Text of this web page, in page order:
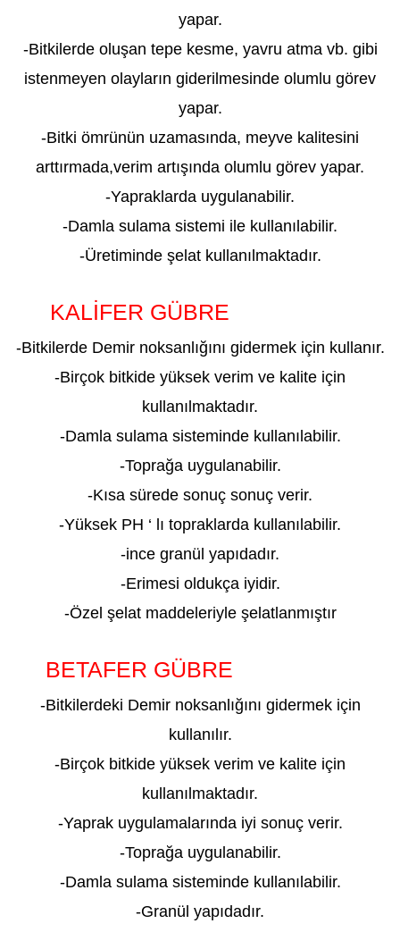
yapar.
-Bitkilerde oluşan tepe kesme, yavru atma vb. gibi
istenmeyen olayların giderilmesinde olumlu görev
yapar.
-Bitki ömrünün uzamasında, meyve kalitesini
arttırmada,verim artışında olumlu görev yapar.
-Yapraklarda uygulanabilir.
-Damla sulama sistemi ile kullanılabilir.
-Üretiminde şelat kullanılmaktadır.
KALİFER GÜBRE
-Bitkilerde Demir noksanlığını gidermek için kullanır.
-Birçok bitkide yüksek verim ve kalite için
kullanılmaktadır.
-Damla sulama sisteminde kullanılabilir.
-Toprağa uygulanabilir.
-Kısa sürede sonuç sonuç verir.
-Yüksek PH ‘ lı topraklarda kullanılabilir.
-ince granül yapıdadır.
-Erimesi oldukça iyidir.
-Özel şelat maddeleriyle şelatlanmıştır
BETAFER GÜBRE
-Bitkilerdeki Demir noksanlığını gidermek için
kullanılır.
-Birçok bitkide yüksek verim ve kalite için
kullanılmaktadır.
-Yaprak uygulamalarında iyi sonuç verir.
-Toprağa uygulanabilir.
-Damla sulama sisteminde kullanılabilir.
-Granül yapıdadır.